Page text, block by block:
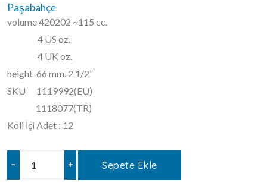
Paşabahçe
volume 420202 ~115 cc.
4 US oz.
4 UK oz.
height 66 mm. 2 1/2”
SKU 1119992(EU)
1118077(TR)
Koli İçi Adet : 12
– + Sepete Ekle